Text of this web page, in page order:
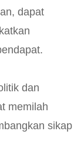
dapat
dan
memilah
sikap